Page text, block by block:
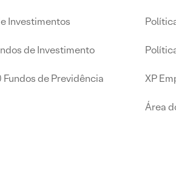
Investimentos
de Investimento
Fundos de Previdência XP
Área